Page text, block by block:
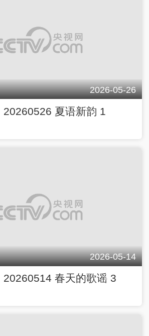
2026-05-26
20260526 夏语新韵 1
2026-05-14
20260514 春天的歌谣 3